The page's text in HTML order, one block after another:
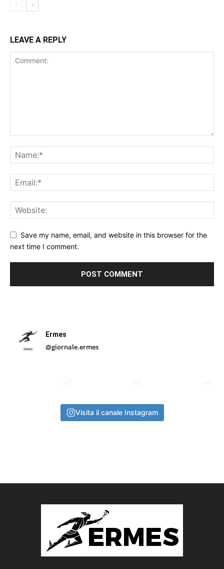
LEAVE A REPLY
Save my name, email, and website in this browser for the
next time I comment.
Ermes
@giornale.ermes
Visita il canale Instagram